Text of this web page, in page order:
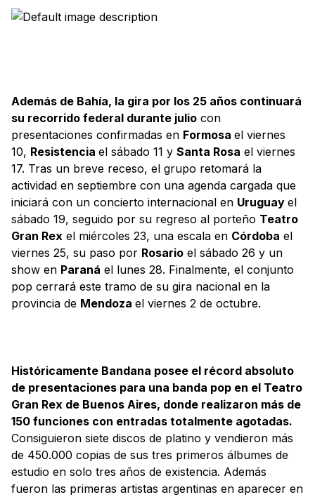
Además de Bahía, la gira por los 25 años continuará
su recorrido federal durante julio con
presentaciones confirmadas en Formosa el viernes
10, Resistencia el sábado 11 y Santa Rosa el viernes
17. Tras un breve receso, el grupo retomará la
actividad en septiembre con una agenda cargada que
iniciará con un concierto internacional en Uruguay el
sábado 19, seguido por su regreso al porteño Teatro
Gran Rex el miércoles 23, una escala en Córdoba el
viernes 25, su paso por Rosario el sábado 26 y un
show en Paraná el lunes 28. Finalmente, el conjunto
pop cerrará este tramo de su gira nacional en la
provincia de Mendoza el viernes 2 de octubre.
Históricamente Bandana posee el récord absoluto
de presentaciones para una banda pop en el Teatro
Gran Rex de Buenos Aires, donde realizaron más de
150 funciones con entradas totalmente agotadas.
Consiguieron siete discos de platino y vendieron más
de 450.000 copias de sus tres primeros álbumes de
estudio en solo tres años de existencia. Además
fueron las primeras artistas argentinas en aparecer en